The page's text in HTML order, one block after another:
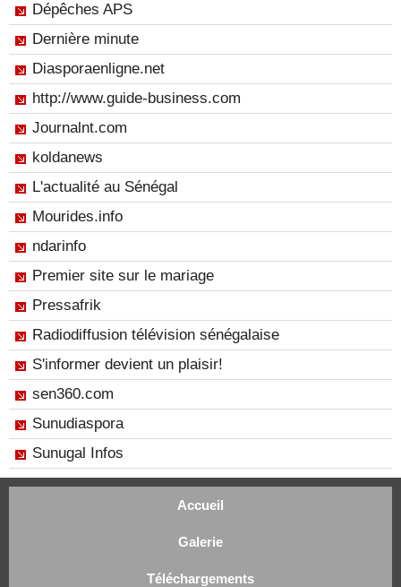
Dépêches APS
Dernière minute
Diasporaenligne.net
http://www.guide-business.com
Journalnt.com
koldanews
L'actualité au Sénégal
Mourides.info
ndarinfo
Premier site sur le mariage
Pressafrik
Radiodiffusion télévision sénégalaise
S'informer devient un plaisir!
sen360.com
Sunudiaspora
Sunugal Infos
Accueil
Galerie
Téléchargements